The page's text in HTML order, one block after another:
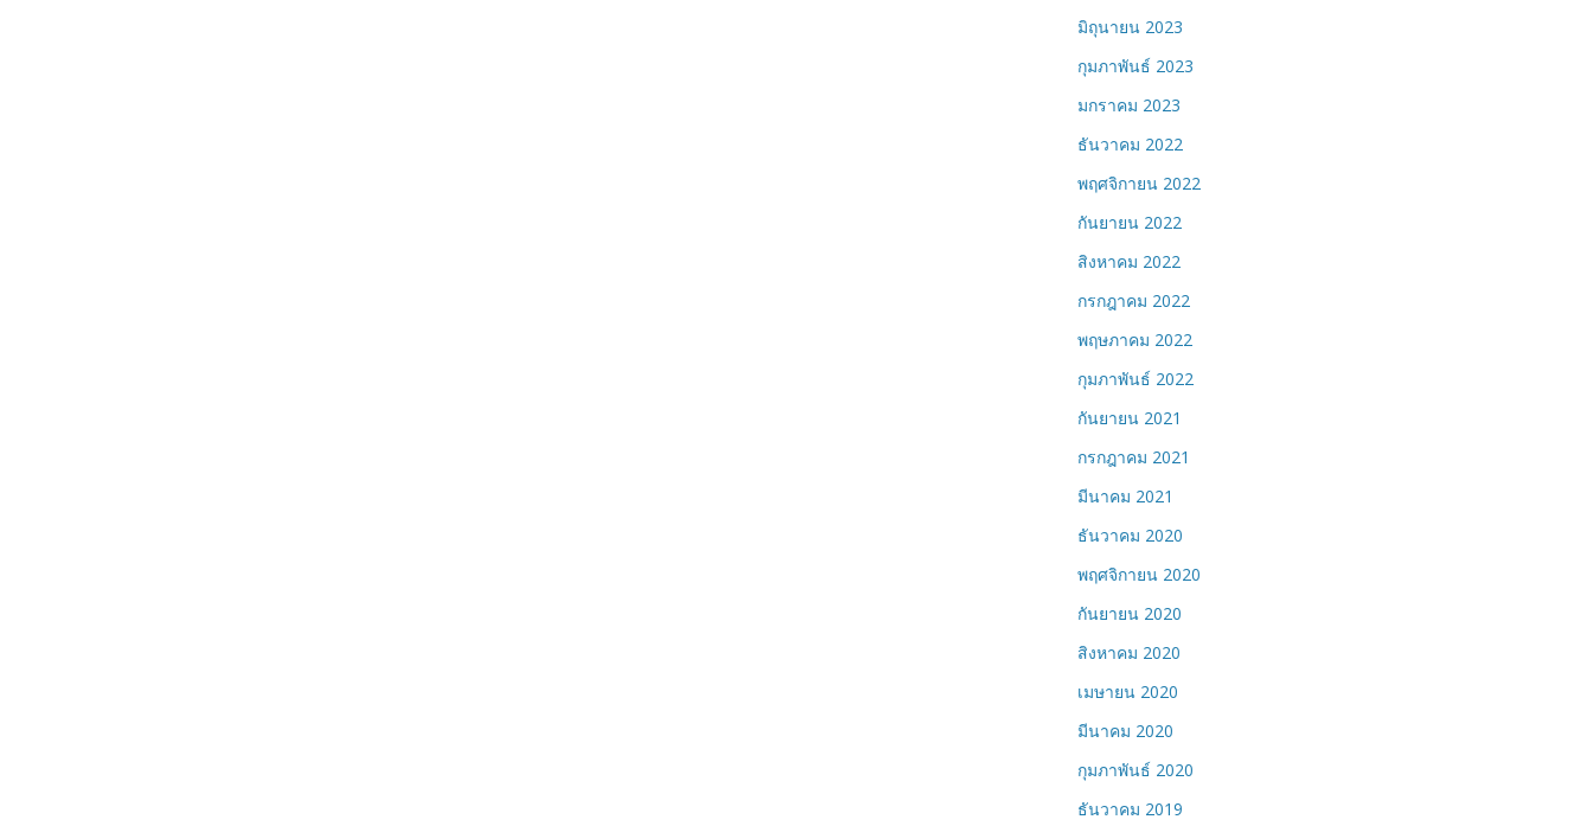
มิถุนายน 2023
กุมภาพันธ์ 2023
มกราคม 2023
ธันวาคม 2022
พฤศจิกายน 2022
กันยายน 2022
สิงหาคม 2022
กรกฎาคม 2022
พฤษภาคม 2022
กุมภาพันธ์ 2022
กันยายน 2021
กรกฎาคม 2021
มีนาคม 2021
ธันวาคม 2020
พฤศจิกายน 2020
กันยายน 2020
สิงหาคม 2020
เมษายน 2020
มีนาคม 2020
กุมภาพันธ์ 2020
ธันวาคม 2019